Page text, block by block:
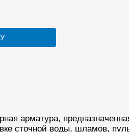
арматура,
сточной воды, шламов,